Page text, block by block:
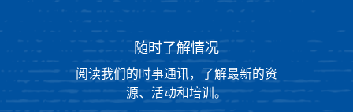
随时了解情况
阅读我们的时事通讯，了解最新的资
源、活动和培训。